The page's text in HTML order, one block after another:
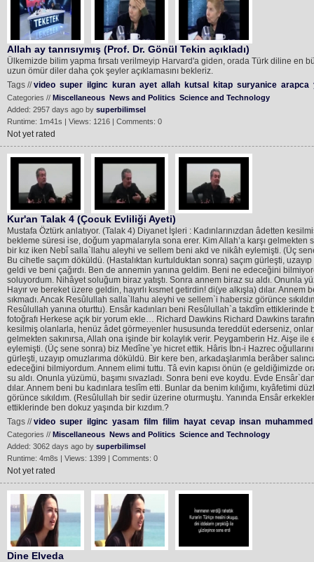
Allah ay tanrısıymış (Prof. Dr. Gönül Tekin açıkladı)
Ülkemizde bilim yapma fırsatı verilmeyip Harvard'a giden, orada Türk diline en
uzun ömür diler daha çok şeyler açıklamasını bekleriz.
Tags //video super ilginc kuran ayet allah kutsal kitap suryanice arapca
Categories // Miscellaneous News and Politics Science and Technology
Added: 2957 days ago by superbilimsel
Runtime: 1m41s | Views: 1216 | Comments: 0
Not yet rated
Kur'an Talak 4 (Çocuk Evliliği Ayeti)
Mustafa Öztürk anlatıyor. (Talak 4) Diyanet İşleri : Kadınlarınızdan âdetten
bekleme süresi ise, doğum yapmalarıyla sona erer. Kim Allah’a karşı
bir kız iken Nebî salla`llahu aleyhi ve sellem beni akd ve nikâh eylemişti. (Üç
Bu cihetle saçım döküldü. (Hastalıktan kurtulduktan sonra) saçım gürleşti,
geldi ve beni çağırdı. Ben de annemin yanına geldim. Beni ne edeceğini
soluyordum. Nihâyet soluğum biraz yatıştı. Sonra annem biraz su aldı. Onunla
Hayır ve bereket üzere geldin, hayırlı kısmet getirdin! di(ye alkışla) dılar.
sıkmadı. Ancak Resûlullah salla`llahu aleyhi ve sellem`i habersiz görünce
Resûlullah yanına oturttu). Ensâr kadınları beni Resûlullah`a takdîm
fotoğrafı Herkese açık bir yorum ekle… Richard Dawkins Richard Dawkins
kesilmiş olanlarla, henüz âdet görmeyenler hususunda tereddüt ederseniz,
gelmekten sakınırsa, Allah ona işinde bir kolaylık verir. Peygamberin Hz. Aişe
eylemişti. (Üç sene sonra) biz Medîne`ye hicret ettik. Hâris İbn-i Hazrec
gürleşti, uzayıp omuzlarıma döküldü. Bir kere ben, arkadaşlarımla berâber
edeceğini bilmiyordum. Annem elimi tuttu. Tâ evin kapısı önün (e geldiğimizde
su aldı. Onunla yüzümü, başımı sıvazladı. Sonra beni eve koydu. Evde
dılar. Annem beni bu kadınlara teslîm etti. Bunlar da benim kılığımı,
görünce sıkıldım. (Resûlullah bir sedir üzerine oturmuştu. Yanında Ensâr
ettiklerinde ben dokuz yaşında bir kızdım.?
Tags //video super ilginc yasam film filim hayat cevap insan muhammed
Categories // Miscellaneous News and Politics Science and Technology
Added: 3062 days ago by superbilimsel
Runtime: 4m8s | Views: 1399 | Comments: 0
Not yet rated
Dine Elveda